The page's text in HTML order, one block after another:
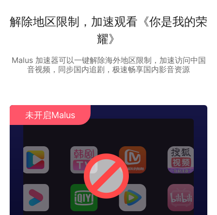
解除地区限制，加速观看《你是我的荣
耀》
Malus 加速器可以一键解除海外地区限制，加速访问中国
音视频，同步国内追剧，极速畅享国内影音资源
未开启Malus